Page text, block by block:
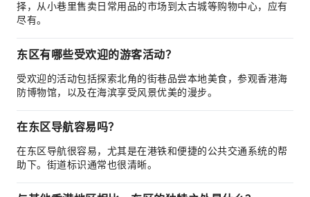
择，从小巷里售卖日常用品的市场到太古城等购物中心，应有
尽有。
东区有哪些受欢迎的游客活动？
受欢迎的活动包括探索北角的街巷品尝本地美食，参观香港海
防博物馆，以及在海滨享受风景优美的漫步。
在东区导航容易吗？
在东区导航很容易，尤其是在港铁和便捷的公共交通系统的帮
助下。街道标识通常也很清晰。